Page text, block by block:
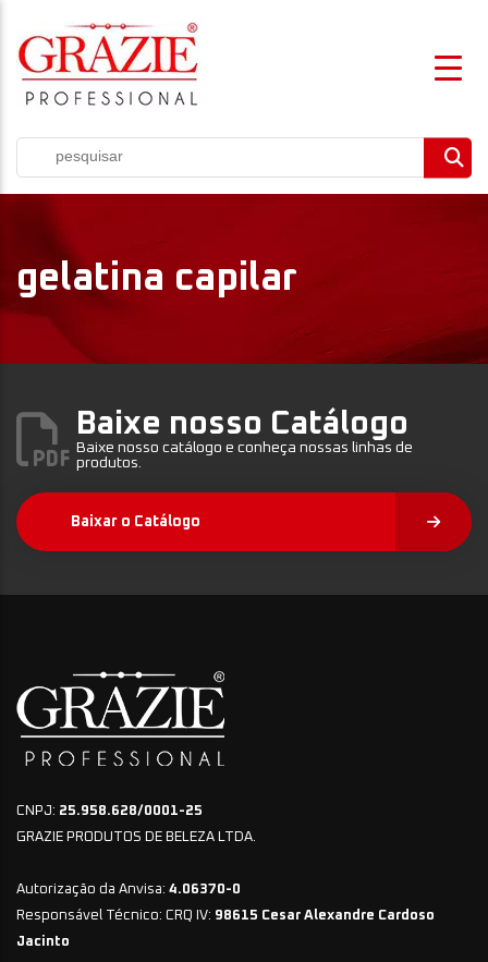
gelatina capilar
Baixe nosso Catálogo
Baixe nosso catálogo e conheça nossas linhas de
produtos.
Baixar o Catálogo
CNPJ: 25.958.628/0001-25
GRAZIE PRODUTOS DE BELEZA LTDA.
Autorização da Anvisa: 4.06370-0
Responsável Técnico: CRQ IV: 98615 Cesar Alexandre Cardoso
Jacinto